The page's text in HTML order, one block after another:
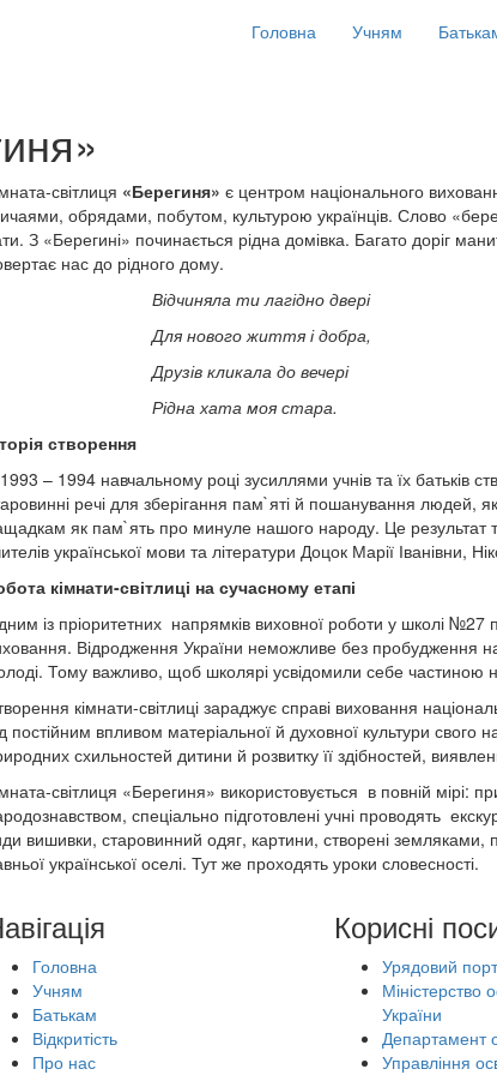
Головна Учням
світлиця «Берегиня» є центром національного
обрядами, побутом, культурою українців. Слово
З «Берегині» починається рідна домівка. Багато доріг
нас до рідного дому.
ти лагідно двері
Для нового життя і добра,
кликала до вечері
хата моя стара.
створення
– 1994 навчальному році зусиллями учнів та їх батьків
речі для зберігання пам`яті й пошанування людей,
як пам`ять про минуле нашого народу. Це результат
української мови та літератури Доцок Марії Іванівни,
кімнати-світлиці на сучасному етапі
із пріоритетних напрямків виховної роботи у школі №27
Відродження України неможливе без пробудження
Тому важливо, щоб школярі усвідомили себе частиною
кімнати-світлиці зараджує справі виховання
постійним впливом матеріальної й духовної культури
схильностей дитини й розвитку її здібностей,
світлиця «Берегиня» використовується в повній мірі:
спеціально підготовлені учні проводять
вишивки, старовинний одяг, картини, створені
української оселі. Тут же проходять уроки словесності.
Головна
Учням
Батькам
Відкритість
Про нас
Корисні
Урядовий
Міністерство
України
Департамент
Управління